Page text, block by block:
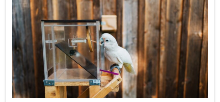
Spezies
Säugetiere
Sterberisiko
Vögel
Wirbeltiere
Alle
Artikel
Alle
Themen
Alle
Tiergruppen
Empfohlene